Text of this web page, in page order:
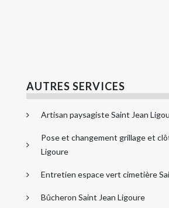
AUTRES SERVICES
Artisan paysagiste Saint Jean
Pose et changement grillage et
Ligoure
Entretien espace vert cimetière
Bûcheron Saint Jean Ligoure